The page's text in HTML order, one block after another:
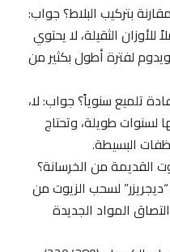
بتركيب البلاط؟ جواب:
الثقيلة، لا يحتوي
لفترة أطول بكثير من
تلميع سنوياً؟ جواب: لا،
طويلة، وتحتاج
البسيطة.
من الخرسانة؟
لسحب الزيوت من
المواد الجديدة